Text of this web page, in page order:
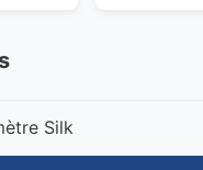
Silk